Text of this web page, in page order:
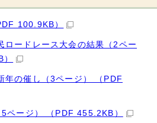
100.9KB）
ロードレース大会の結果（2ペー
年の催し（3ページ） （PDF
ページ） （PDF 455.2KB）